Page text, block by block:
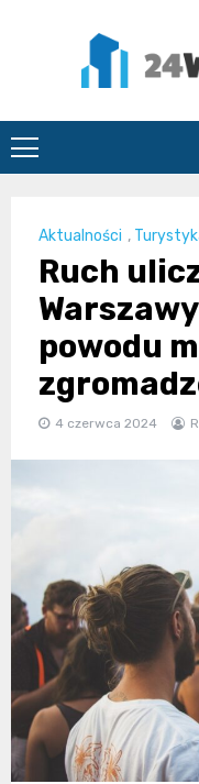
Aktualności ,
Ruch
powodu
4 czerwca 2024